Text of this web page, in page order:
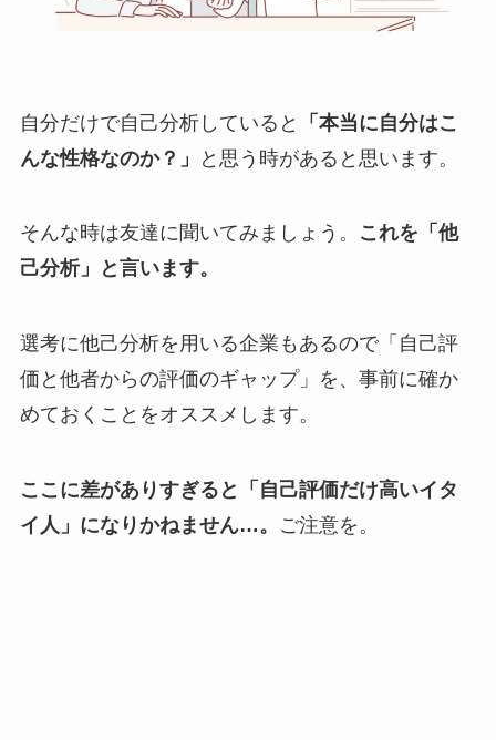
自分だけで自己分析していると
「本当に自分はこ
んな性格なのか？」
と思う時があると思います。
そんな時は友達に聞いてみましょう。
これを「他
己分析」と言います。
選考に他己分析を用いる企業もあるので「自己評
価と他者からの評価のギャップ」を、事前に確か
めておくことをオススメします。
ここに差がありすぎると「自己評価だけ高いイタ
イ人」になりかねません…。
ご注意を。